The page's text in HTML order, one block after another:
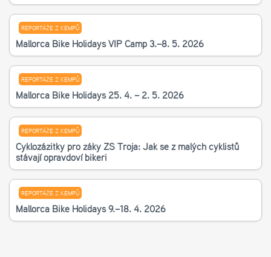
REPORTÁŽE Z KEMPŮ
Mallorca Bike Holidays VIP Camp 3.–8. 5. 2026
REPORTÁŽE Z KEMPŮ
Mallorca Bike Holidays 25. 4. – 2. 5. 2026
REPORTÁŽE Z KEMPŮ
Cyklozážitky pro žáky ZŠ Troja: Jak se z malých cyklistů
stávají opravdoví bikeři
REPORTÁŽE Z KEMPŮ
Mallorca Bike Holidays 9.–18. 4. 2026